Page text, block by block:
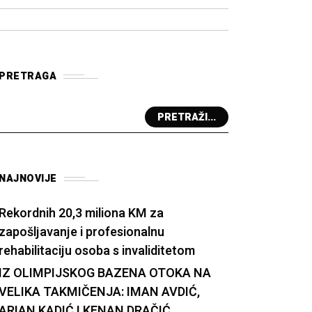
PRETRAGA
PRETRAŽI...
NAJNOVIJE
Rekordnih 20,3 miliona KM za
zapošljavanje i profesionalnu
rehabilitaciju osoba s invaliditetom
IZ OLIMPIJSKOG BAZENA OTOKA NA
TAKMIČENJA: IMAN AVDIĆ,